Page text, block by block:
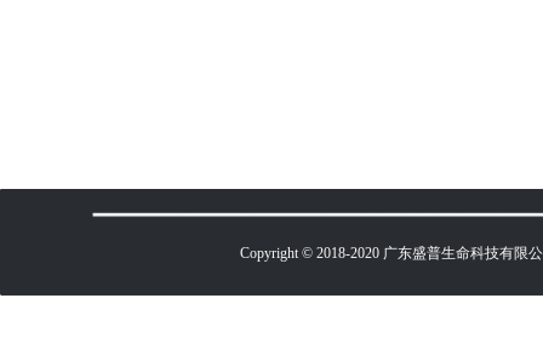
Copyright © 2018-2020 广东盛普生命科技有限